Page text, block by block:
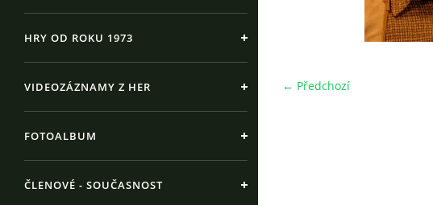
HRY OD ROKU 1973
VIDEOZÁZNAMY Z HER
FOTOALBUM
ČLENOVÉ - SOUČASNOST
← Předchozí